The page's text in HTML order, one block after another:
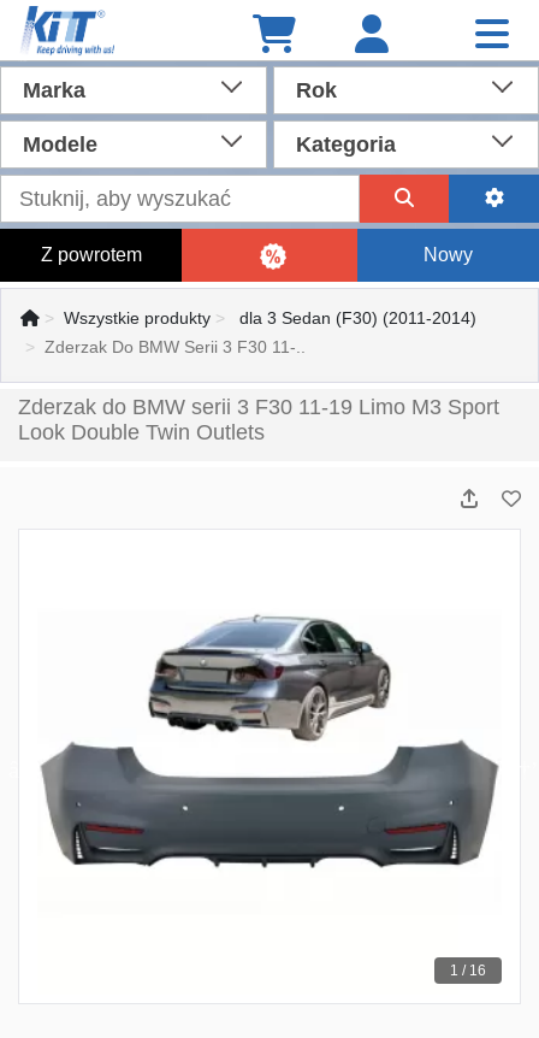
Marka Rok
Modele Kategoria
Z powrotem Nowy
Wszystkie produkty
dla 3 Sedan (F30) (2011-2014)
Zderzak Do BMW Serii 3 F30 11-..
Zderzak do BMW serii 3 F30 11-19 Limo M3 Sport
Look Double Twin Outlets
1 / 16